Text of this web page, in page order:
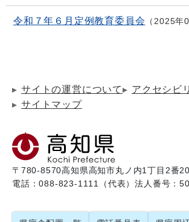
令和７年６月定例教育委員会 2025年
サイトの運営について
アクセシビ
サイトマップ
〒780-8570高知県高知市丸ノ内1丁目2番
電話：088-823-1111（代表）法人番号：